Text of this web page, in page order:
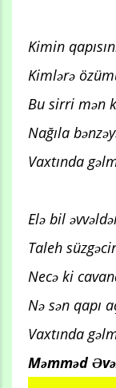
Kimin
Kimlərə
Bu sirri mən
Nağıla
Vaxtında
Elə bil
Taleh
Necə ki
Nə sən qapı
Vaxtında
Məmməd